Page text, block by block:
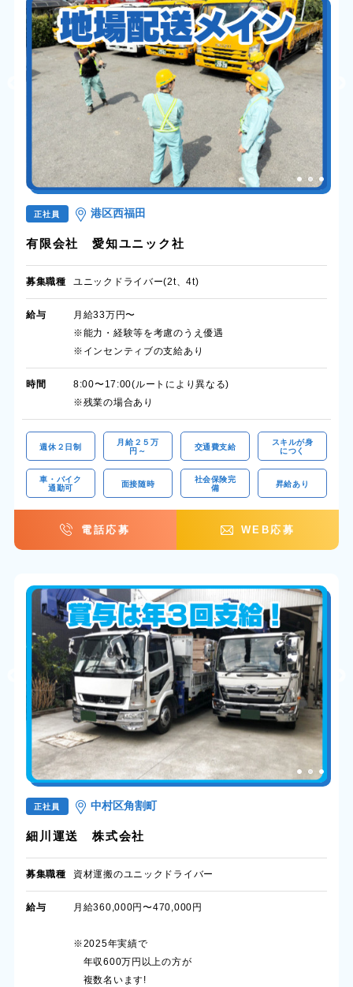
正社員 港区西福田
有限会社 愛知ユニック社
募集職種 ユニックドライバー(2t、4t)
給与
月給33万円〜
※能力・経験等を考慮のうえ優遇
※インセンティブの支給あり
時間
8:00〜17:00(ルートにより異なる)
※残業の場合あり
週休２日制
月給２５万
円～
交通費支給
スキルが身
につく
車・バイク
通勤可
面接随時
社会保険完
備
昇給あり
電話応募 WEB応募
正社員 中村区角割町
細川運送 株式会社
募集職種 資材運搬のユニックドライバー
給与 月給360,000円〜470,000円
※2025年実績で
年収600万円以上の方が
複数名います!